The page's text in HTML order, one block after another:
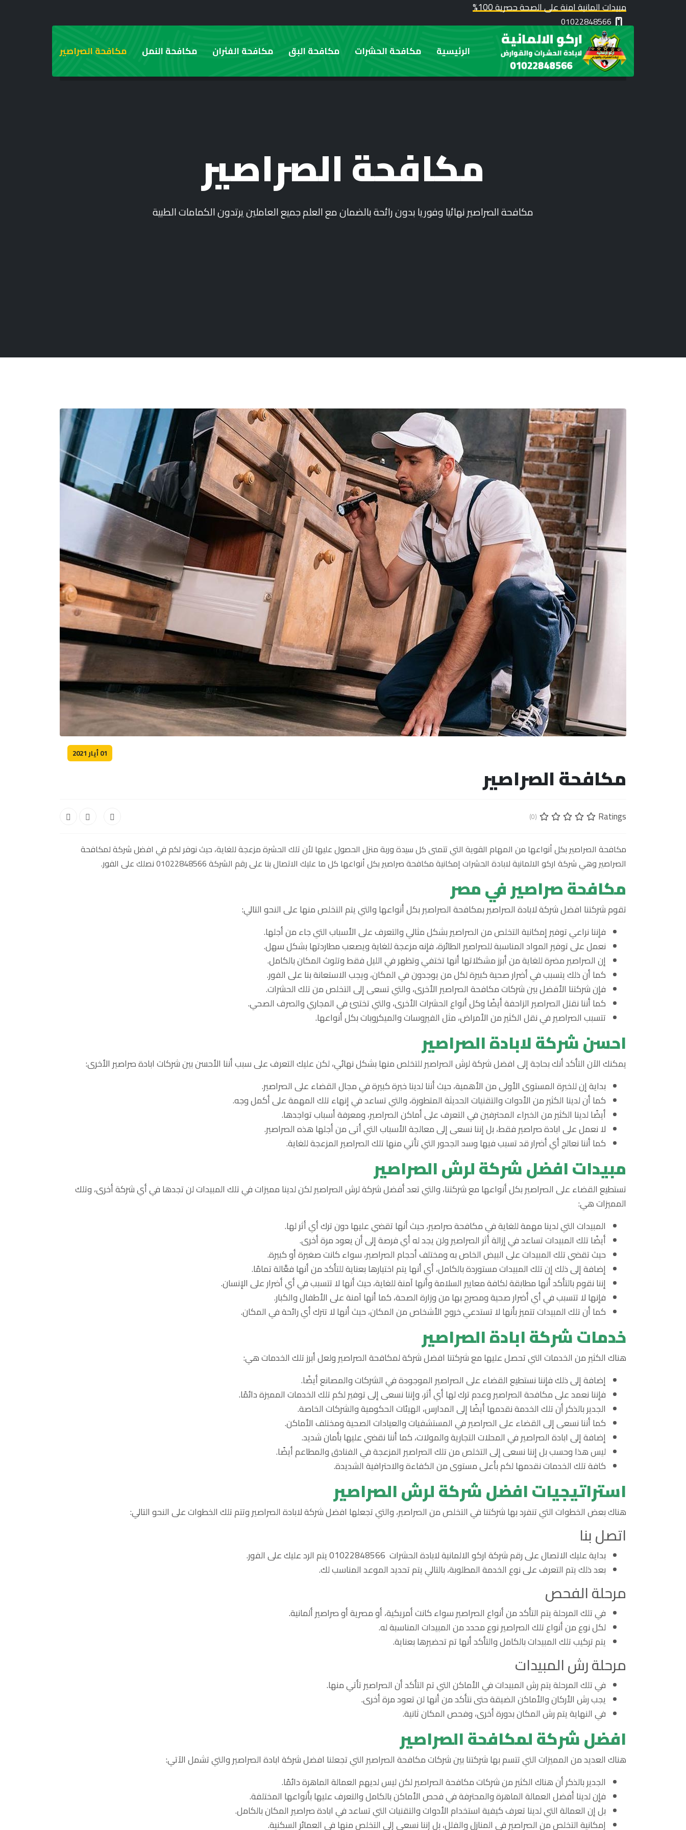
مبيدات المانية امنة على الصحة حصرية 100%
01022848566
الرئيسية مكافحة الحشرات مكافحة البق مكافحة الفئران مكافحة النمل مكافحة الصراصير
مكافحة الصراصير
مكافحة الصراصير نهائيا وفوريا بدون رائحة بالضمان مع العلم جميع العاملين يرتدون الكمامات الطبية
مكافحة الصراصير
01 أيار 2021
Ratings
(0)
مكافحة الصراصير بكل أنواعها من المهام القوية التي تتمنى كل سيدة وربة منزل الحصول عليها لأن تلك الحشرة مزعجة للغاية، حيث نوفر لكم في افضل شركة لمكافحة
الصراصير وهي شركة اركو الالمانية لابادة الحشرات إمكانية مكافحة صراصير بكل أنواعها كل ما عليك الاتصال بنا على رقم الشركة 01022848566 نصلك على الفور.
مكافحة صراصير في مصر
تقوم شركتنا افضل شركة لابادة الصراصير بمكافحة الصراصير بكل أنواعها والتي يتم التخلص منها على النحو التالي:
فإننا نراعي توفير إمكانية التخلص من الصراصير بشكل مثالي والتعرف على الأسباب التي جاء من أجلها.
نعمل على توفير المواد المناسبة للصراصير الطائرة، فإنه مزعجة للغاية ويصعب مطاردتها بشكل سهل.
إن الصراصير مضرة للغاية من أبرز مشكلاتها أنها تختفي وتظهر في الليل فقط وتلوث المكان بالكامل.
كما أن ذلك يتسبب في أضرار صحية كبيرة لكل من يوجدون في المكان، ويجب الاستعانة بنا على الفور.
فإن شركتنا الأفضل بين شركات مكافحة الصراصير الأخرى، والتي تسعى إلى التخلص من تلك الحشرات.
كما أننا نقتل الصراصير الزاحفة أيضًا وكل أنواع الحشرات الأخرى، والتي تختبئ في المجاري والصرف الصحي.
تتسبب الصراصير في نقل الكثير من الأمراض، مثل الفيروسات والميكروبات بكل أنواعها.
احسن شركة لابادة الصراصير
يمكنك الآن التأكد أنك بحاجة إلى افضل شركة لرش الصراصير للتخلص منها بشكل نهائي، لكن عليك التعرف على سبب أننا الأحسن بين شركات ابادة صراصير الأخرى:
بداية إن للخبرة المستوى الأولى من الأهمية، حيث أننا لدينا خبرة كبيرة في مجال القضاء على الصراصير.
كما أن لدينا الكثير من الأدوات والتقنيات الحديثة المتطورة، والتي تساعد في إنهاء تلك المهمة على أكمل وجه.
أيضًا لدينا الكثير من الخبراء المحترفين في التعرف على أماكن الصراصير، ومعرفة أسباب تواجدها.
لا نعمل على ابادة صراصير فقط، بل إننا نسعى إلى معالجة الأسباب التي أتى من أجلها هذه الصراصير.
كما أننا نعالج أي أضرار قد تسبب فيها وسد الجحور التي تأتي منها تلك الصراصير المزعجة للغاية.
مبيدات افضل شركة لرش الصراصير
تستطيع القضاء على الصراصير بكل أنواعها مع شركتنا، والتي تعد أفضل شركة لرش الصراصير لكن لدينا مميزات في تلك المبيدات لن تجدها في أي شركة أخرى، وتلك
المميزات هي:
المبيدات التي لدينا مهمة للغاية في مكافحة صراصير، حيث أنها تقضي عليها دون ترك أي أثر لها.
أيضًا تلك المبيدات تساعد في إزالة أثر الصراصير ولن يجد له أي فرصة إلى أن يعود مرة أخرى.
حيث تقضي تلك المبيدات على البيض الخاص به ومختلف أحجام الصراصير، سواء كانت صغيرة أو كبيرة.
إضافة إلى ذلك إن تلك المبيدات مستوردة بالكامل، أي أنها يتم اختيارها بعناية للتأكد من أنها فعَّالة تمامًا.
إننا نقوم بالتأكد أنها مطابقة لكافة معايير السلامة وأنها آمنة للغاية، حيث أنها لا تتسبب في أي أضرار على الإنسان.
فإنها لا تتسبب في أي أضرار صحية ومصرح بها من وزارة الصحة، كما أنها آمنة على الأطفال والكبار.
كما أن تلك المبيدات تتميز بأنها لا تستدعي خروج الأشخاص من المكان، حيث أنها لا تترك أي رائحة في المكان.
خدمات شركة ابادة الصراصير
هناك الكثير من الخدمات التي تحصل عليها مع شركتنا افضل شركة لمكافحة الصراصير ولعل أبرز تلك الخدمات هي:
إضافة إلى ذلك فإننا نستطيع القضاء على الصراصير الموجودة في الشركات والمصانع أيضًا.
فإننا نعمد على مكافحة الصراصير وعدم ترك لها أي أثر، وإننا نسعى إلى توفير لكم تلك الخدمات المميزة دائمًا.
الجدير بالذكر أن تلك الخدمة نقدمها أيضًا إلى المدارس، الهيئات الحكومية والشركات الخاصة.
كما أننا نسعى إلى القضاء على الصراصير في المستشفيات والعيادات الصحية ومختلف الأماكن.
إضافة إلى ابادة الصراصير في المحلات التجارية والمولات، كما أننا نقضي عليها بأمان شديد.
ليس هذا وحسب بل إننا نسعى إلى التخلص من تلك الصراصير المزعجة في الفنادق والمطاعم أيضًا.
كافة تلك الخدمات نقدمها لكم بأعلى مستوى من الكفاءة والاحترافية الشديدة.
استراتيجيات افضل شركة لرش الصراصير
هناك بعض الخطوات التي تنفرد بها شركتنا في التخلص من الصراصير، والتي تجعلها افضل شركة لابادة الصراصير وتتم تلك الخطوات على النحو التالي:
اتصل بنا
بداية عليك الاتصال على رقم شركة اركو الالمانية لابادة الحشرات 01022848566 يتم الرد عليك على الفور.
بعد ذلك يتم التعرف على نوع الخدمة المطلوبة، بالتالي يتم تحديد الموعد المناسب لك.
مرحلة الفحص
في تلك المرحلة يتم التأكد من أنواع الصراصير سواء كانت أمريكية، أو مصرية أو صراصير ألمانية.
لكل نوع من أنواع تلك الصراصير نوع محدد من المبيدات المناسبة له.
يتم تركيب تلك المبيدات بالكامل والتأكد أنها تم تحضيرها بعناية.
مرحلة رش المبيدات
في تلك المرحلة يتم رش المبيدات في الأماكن التي تم التأكد أن الصراصير تأتي منها.
يجب رش الأركان والأماكن الضيقة حتى نتأكد من أنها لن تعود مرة أخرى.
في النهاية يتم رش المكان بدورة أخرى، وفحص المكان ثانية.
افضل شركة لمكافحة الصراصير
هناك العديد من المميزات التي تتسم بها شركتنا بين شركات مكافحة الصراصير التي تجعلنا افضل شركة ابادة الصراصير والتي تشمل الآتي:
الجدير بالذكر أن هناك الكثير من شركات مكافحة الصراصير لكن ليس لديهم العمالة الماهرة دائمًا.
فإن لدينا أفضل العمالة الماهرة والمحترفة في فحص الأماكن بالكامل والتعرف عليها بأنواعها المختلفة.
بل إن العمالة التي لدينا تعرف كيفية استخدام الأدوات والتقنيات التي تساعد في ابادة صراصير المكان بالكامل.
إمكانية التخلص من الصراصير في المنازل والفلل، بل إننا نسعى إلى التخلص منها في العمائر السكنية.